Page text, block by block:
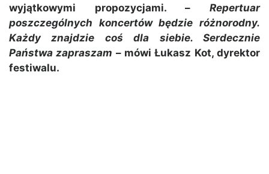
wyjątkowymi propozycjami. – Repertuar
poszczególnych koncertów będzie różnorodny.
Każdy znajdzie coś dla siebie. Serdecznie
Państwa zapraszam – mówi Łukasz Kot, dyrektor
festiwalu.